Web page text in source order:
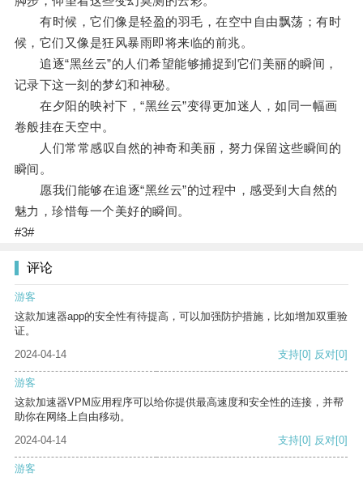
有时候，它们像是轻盈的羽毛，在空中自由飘荡；有时
候，它们又像是狂风暴雨即将来临的前兆。
追逐“黑丝云”的人们希望能够捕捉到它们美丽的瞬间，
记录下这一刻的梦幻和神秘。
在夕阳的映衬下，“黑丝云”变得更加迷人，如同一幅画
卷般挂在天空中。
人们常常感叹自然的神奇和美丽，努力保留这些瞬间的
瞬间。
愿我们能够在追逐“黑丝云”的过程中，感受到大自然的
魅力，珍惜每一个美好的瞬间。
#3#
评论
游客
这款加速器app的安全性有待提高，可以加强防护措施，比如增加双重验
证。
2024-04-14
支持[0] 反对[0]
游客
这款加速器VPM应用程序可以给你提供最高速度和安全性的连接，并帮
助你在网络上自由移动。
2024-04-14
支持[0] 反对[0]
游客